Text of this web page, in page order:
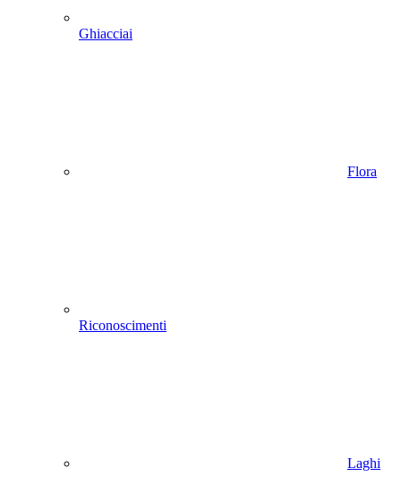
Ghiacciai
Flora
Riconoscimenti
Laghi